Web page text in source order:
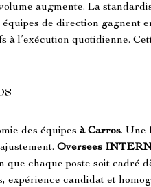
augmente. La
de direction gagnent
à l’exécution quotidienne.
des équipes à Carros. Une
Oversees
chaque poste soit cadré
expérience candidat et